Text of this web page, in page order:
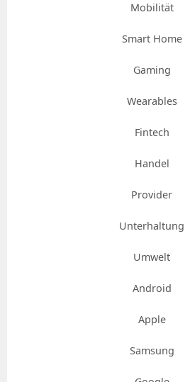
Mobilität
Smart Home
Gaming
Wearables
Fintech
Handel
Provider
Unterhaltung
Umwelt
Android
Apple
Samsung